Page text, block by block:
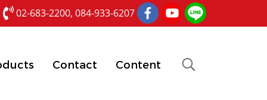
02-683-2200, 084-933-6207
Contact Content